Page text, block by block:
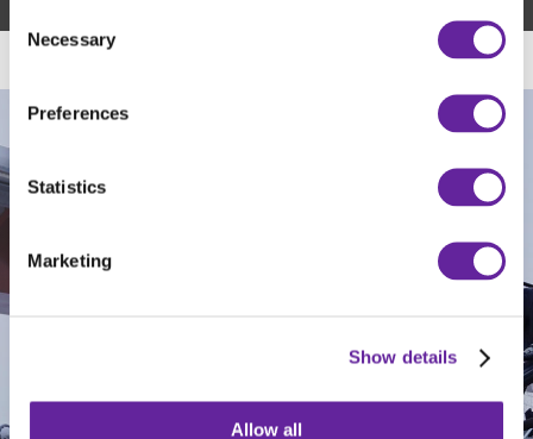
Selection
Necessary
Preferences
Statistics
Marketing
Show details
Allow all